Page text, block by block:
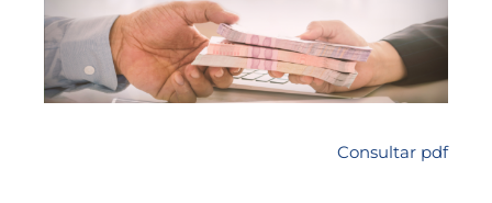
Consultar pdf